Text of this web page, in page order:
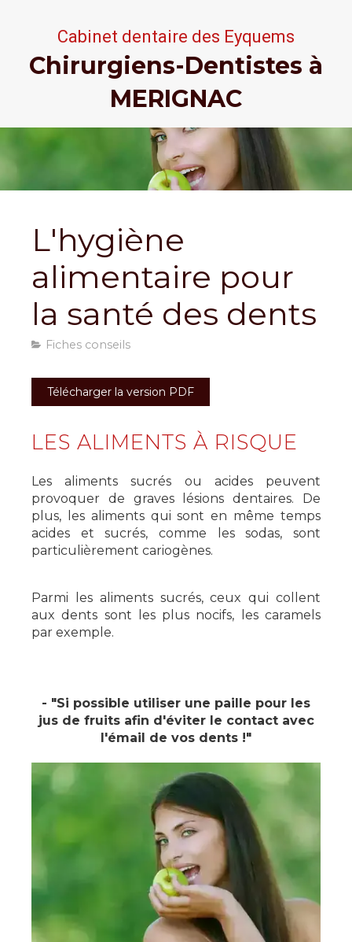
Cabinet dentaire des Eyquems
Chirurgiens-Dentistes à
MERIGNAC
L'hygiène
alimentaire pour
la santé des dents
Fiches conseils
Télécharger la version PDF
LES ALIMENTS À RISQUE
Les aliments sucrés ou acides peuvent
provoquer de graves lésions dentaires. De
plus, les aliments qui sont en même temps
acides et sucrés, comme les sodas, sont
particulièrement cariogènes.
Parmi les aliments sucrés, ceux qui collent
aux dents sont les plus nocifs, les caramels
par exemple.
- "Si possible utiliser une paille pour les
jus de fruits afin d'éviter le contact avec
l'émail de vos dents !"